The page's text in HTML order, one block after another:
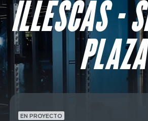
ILLESCAS -
PLAZA
EN PROYECTO